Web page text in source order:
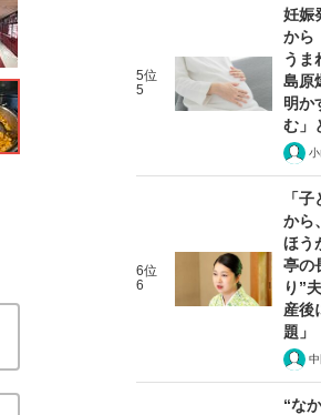
5位
5
妊娠
から
うま
島原
明か
む」
6位
6
「
から
ほう
亭の
り”
産後
題」
“な